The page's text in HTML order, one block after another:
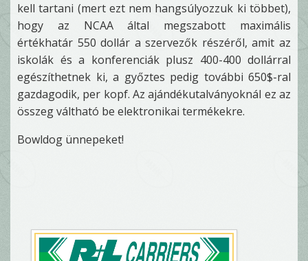
kell tartani (mert ezt nem hangsúlyozzuk ki többet),
hogy az NCAA által megszabott maximális
értékhatár 550 dollár a szervezők részéről, amit az
iskolák és a konferenciák plusz 400-400 dollárral
egészíthetnek ki, a győztes pedig további 650$-ral
gazdagodik, per kopf. Az ajándékutalványoknál ez az
összeg váltható be elektronikai termékekre.
Bowldog ünnepeket!